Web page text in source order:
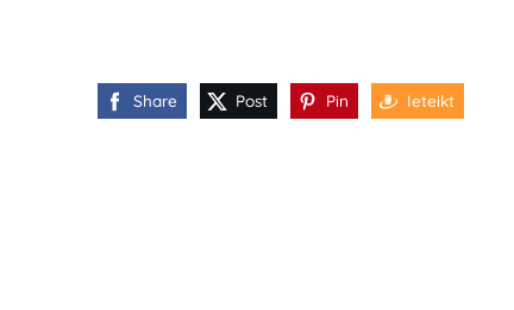
Share Post Pin Ieteikt